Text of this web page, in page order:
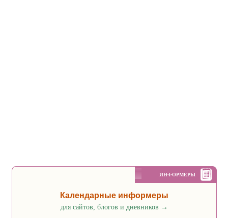
ИНФОРМЕРЫ
Календарные информеры
для сайтов, блогов и дневников →